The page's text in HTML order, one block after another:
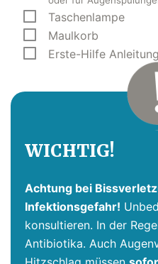
Taschenlampe
Maulkorb
Erste-Hilfe Anleitung
WICHTIG!
Achtung bei
Infektionsgefahr!
konsultieren. In der
Antibiotika. Auch